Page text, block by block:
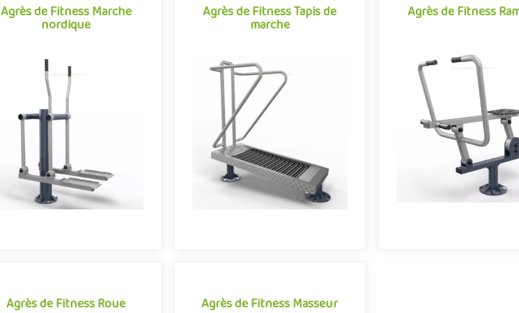
Agrès de Fitness Marche
nordique
Agrès de Fitness Marche
nordique
Équipement de fitness de plein air
conjuguant activités sportives et
expériences ludiques, l'agrès de
Marche nordique se déma..
Agrès de Fitness Tapis de
marche
marche
Agrès de fitness de plein air
conjuguant activités sportives et
expériences ludiques, le Tapis roulant
de marche se démarque ..
Offre partenaire
Agrès de Fitness
Agrès de Fitness
Appareil de fitness
aménagements extérieurs
à partir de 14 ans, le Rameur
ses utilisateurs de
Offre partenaire
Agrès de Fitness Roue Agrès de Fitness Masseur